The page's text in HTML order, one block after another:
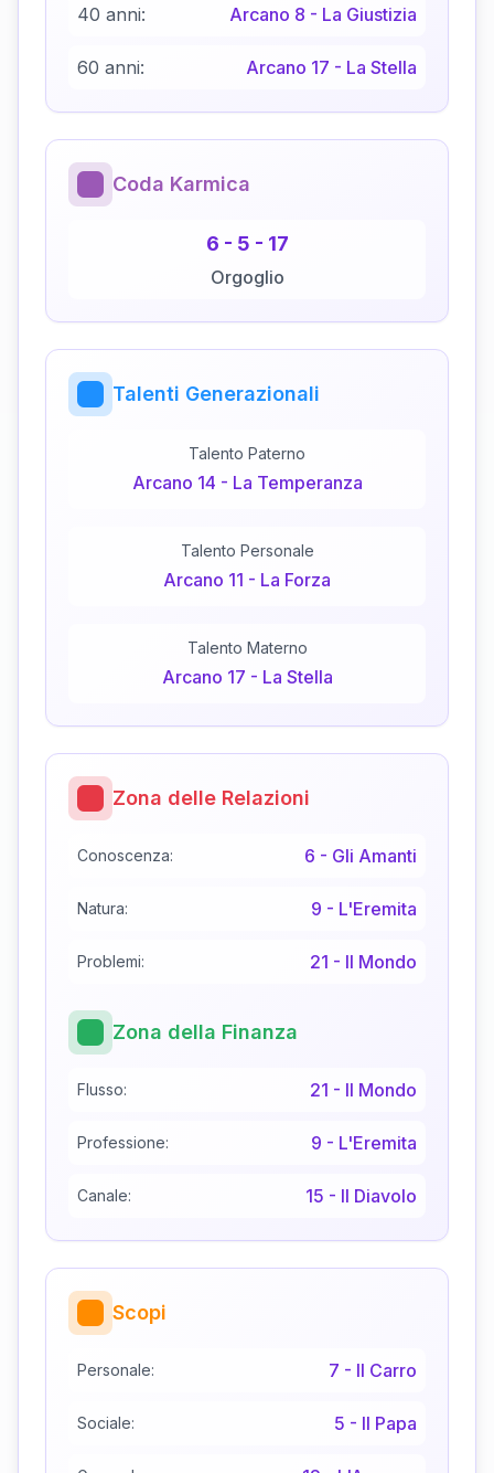
40 anni: Arcano 8 - La Giustizia
60 anni: Arcano 17 - La Stella
Coda Karmica
6 - 5 - 17
Orgoglio
Talenti Generazionali
Talento Paterno
Arcano 14 - La Temperanza
Talento Personale
Arcano 11 - La Forza
Talento Materno
Arcano 17 - La Stella
Zona delle Relazioni
Conoscenza: 6 - Gli Amanti
Natura: 9 - L'Eremita
Problemi: 21 - Il Mondo
Zona della Finanza
Flusso: 21 - Il Mondo
Professione: 9 - L'Eremita
Canale: 15 - Il Diavolo
Scopi
Personale: 7 - Il Carro
Sociale: 5 - Il Papa